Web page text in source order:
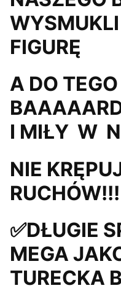
FIGURĘ
A DO
I MIŁY W
NIE
✅DŁUGIE
MEGA
TURECKA